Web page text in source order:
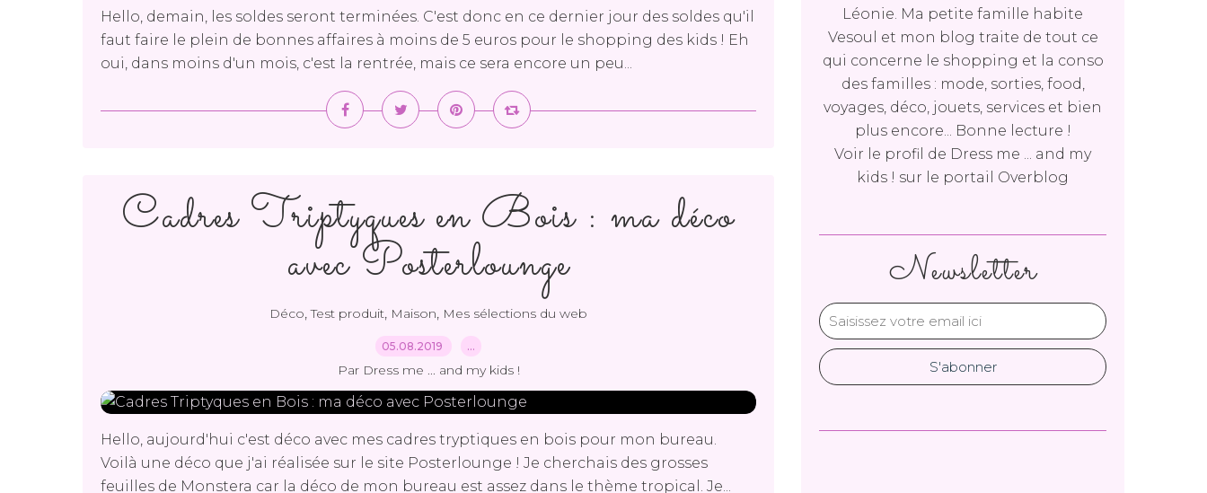
Hello, demain, les soldes seront terminées. C'est donc en ce dernier jour des soldes qu'il
faut faire le plein de bonnes affaires à moins de 5 euros pour le shopping des kids ! Eh
oui, dans moins d'un mois, c'est la rentrée, mais ce sera encore un peu...
Cadres Triptyques en Bois : ma déco
avec Posterlounge
Déco,Test produit, Maison, Mes sélections du web
05.08.2019 …
Par Dress me ... and my kids !
Hello, aujourd'hui c'est déco avec mes cadres tryptiques en bois pour mon bureau.
Voilà une déco que j'ai réalisée sur le site Posterlounge ! Je cherchais des grosses
feuilles de Monstera car la déco de mon bureau est assez dans le thème tropical. Je...
Newsletter
Léonie. Ma petite famille habite
Vesoul et mon blog traite de tout ce
qui concerne le shopping et la conso
des familles : mode, sorties, food,
voyages, déco, jouets, services et bien
plus encore... Bonne lecture !
Voir le profil de Dress me ... and my
kids ! sur le portail Overblog